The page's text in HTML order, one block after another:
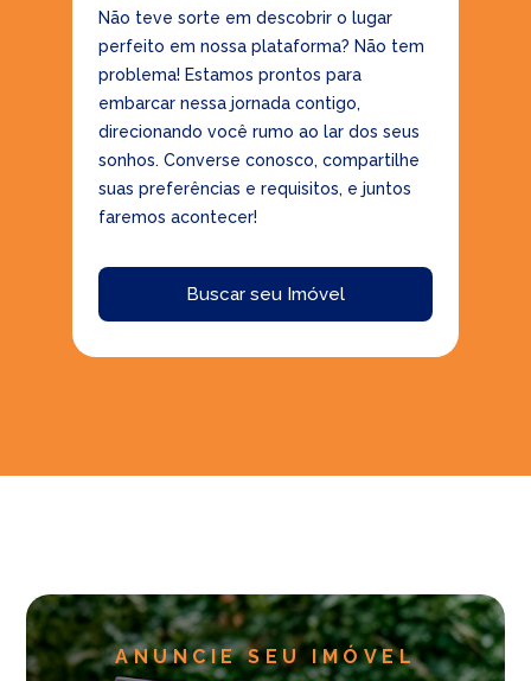
Não teve sorte em descobrir o lugar
perfeito em nossa plataforma? Não tem
problema! Estamos prontos para
embarcar nessa jornada contigo,
direcionando você rumo ao lar dos seus
sonhos. Converse conosco, compartilhe
suas preferências e requisitos, e juntos
faremos acontecer!
Buscar seu Imóvel
ANUNCIE SEU IMÓVEL